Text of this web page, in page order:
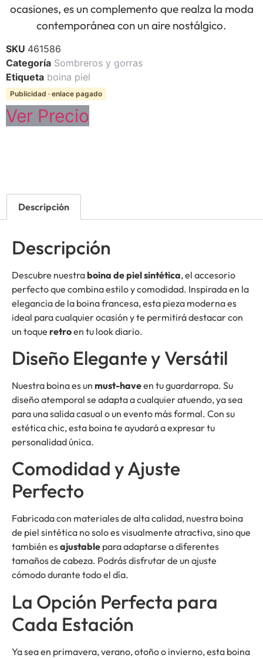
ocasiones, es un complemento que realza la moda
contemporánea con un aire nostálgico.
SKU 461586
Categoría Sombreros y gorras
Etiqueta boina piel
Publicidad · enlace pagado
Ver Precio
Descripción
Descripción
Descubre nuestraboina de piel sintética, el accesorio
perfecto que combina estilo y comodidad. Inspirada en la
elegancia de la boina francesa, esta pieza moderna es
ideal para cualquier ocasión y te permitirá destacar con
un toque retroen tu look diario.
Diseño Elegante y Versátil
Nuestra boina es un must-haveen tu guardarropa. Su
diseño atemporal se adapta a cualquier atuendo, ya sea
para una salida casual o un evento más formal. Con su
estética chic, esta boina te ayudará a expresar tu
personalidad única.
Comodidad y Ajuste
Perfecto
Fabricada con materiales de alta calidad, nuestra boina
de piel sintética no solo es visualmente atractiva, sino que
también esajustable para adaptarse a diferentes
tamaños de cabeza. Podrás disfrutar de un ajuste
cómodo durante todo el día.
La Opción Perfecta para
Cada Estación
Ya sea en primavera, verano, otoño o invierno, esta boina